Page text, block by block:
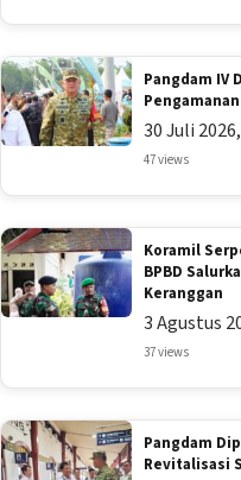
Pangdam IV
30 Juli
47 views
Koramil
BPBD
Keranggan
3 Agustus
37 views
Pangdam
Revitalisasi